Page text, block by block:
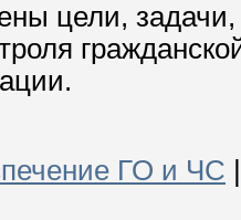
цели,
ГО и ЧС